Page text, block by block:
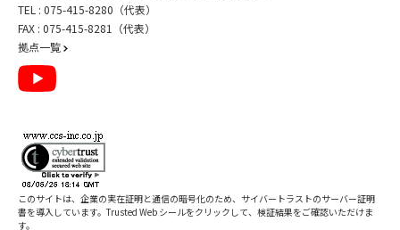
TEL : 075-415-8280（代表）
FAX : 075-415-8281（代表）
拠点一覧
このサイトは、企業の実在証明と通信の暗号化のため、サイバートラストのサーバー証明
書を導入しています。Trusted Web シールをクリックして、検証結果をご確認いただけま
す。